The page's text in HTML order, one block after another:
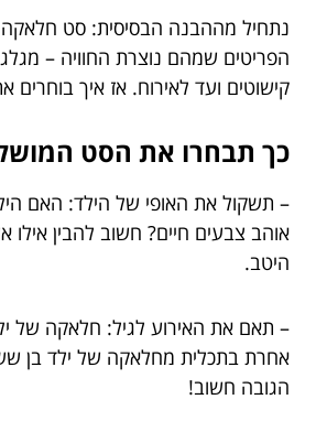
נתחיל מההבנה הבסיסית: סט
הפריטים שמהם נוצרת החוויה –
קישוטים ועד לאירוח. אז איך בוחרים
כך תבחרו את הסט
– תשקול את האופי של הילד: האם
אוהב צבעים חיים? חשוב להבין אילו
היטב.
– תאם את האירוע לגיל: חלאקה של
אחרת בתכלית מחלאקה של ילד בן שש
הגובה חשוב!